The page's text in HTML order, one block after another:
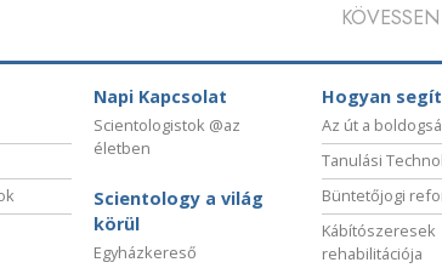
Napi Kapcsolat
Scientologistok @az
életben
Scientology a világ
körül
Egyházkereső
Hogyan
Az út a
Tanulási
Büntetőjogi
Kábítószeresek
rehabilitációja